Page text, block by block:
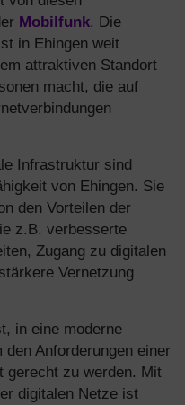
Mobilfunk. Die
in Ehingen weit
attraktiven Standort
macht, die auf
Infrastruktur sind
von Ehingen. Sie
den Vorteilen der
z.B. verbesserte
Zugang zu digitalen
Vernetzung
in eine moderne
Anforderungen einer
gerecht zu werden. Mit
digitalen Netze ist